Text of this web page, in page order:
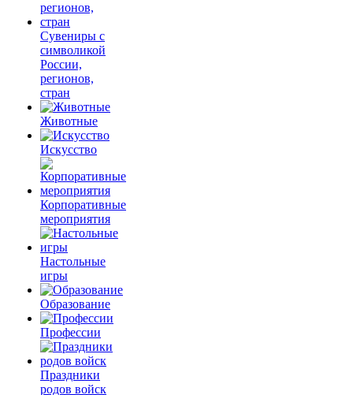
Сувениры с
символикой
России,
регионов,
стран
Животные
Искусство
Корпоративные
мероприятия
Настольные
игры
Образование
Профессии
Праздники
родов войск